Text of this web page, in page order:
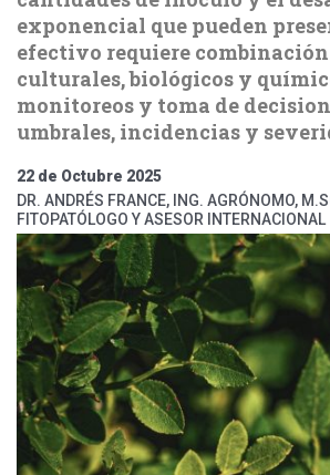
exponencial que pueden
efectivo requiere
culturales, biológicos y
monitoreos y toma de
umbrales, incidencias y
22 de Octubre 2025
DR. ANDRÉS FRANCE, ING. AGRÓNOMO,
FITOPATÓLOGO Y ASESOR INTERNACIONAL